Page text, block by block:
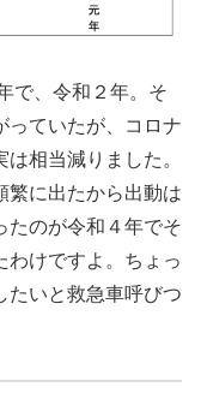
で、令和２年。そ
っていたが、コロナ
相当減りました。
繁に出たから出動は
たのが令和４年でそ
わけですよ。ちょっ
たいと救急車呼びつ